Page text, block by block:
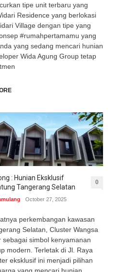
tipe unit terbaru yang
Residence yang berlokasi
Village dengan tipe yang
#rumahpertamamu yang
yang sedang mencari hunian
Wida Agung Group tetap
: Hunian Eksklusif
Tangerang Selatan
0
October 27, 2025
perkembangan kawasan
Selatan, Cluster Wangsa
sebagai simbol kenyamanan
modern. Terletak di Jl. Raya
eksklusif ini menjadi pilihan